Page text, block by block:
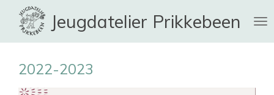
direct
naar
hoofdinhoud
Jeugdatelier Prikkebeen
2022-2023